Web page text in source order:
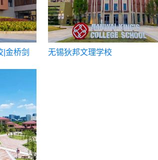
|金桥剑
无锡狄邦文理学校